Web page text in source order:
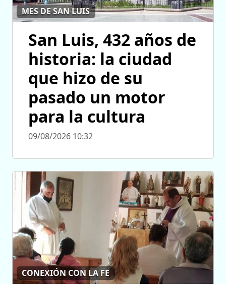
MES DE SAN LUIS
San Luis, 432 años de
historia: la ciudad
que hizo de su
pasado un motor
para la cultura
09/08/2026 10:32
CONEXIÓN CON LA FE